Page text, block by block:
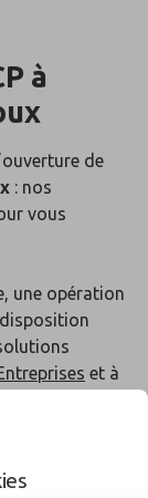
à
de
: nos
vous
une opération
et à